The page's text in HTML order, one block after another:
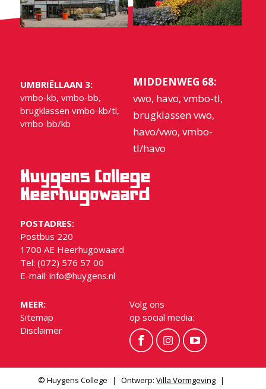
UMBRIËLLAAN 3:
vmbo-kb, vmbo-bb,
brugklassen vmbo-kb/tl,
vmbo-bb/kb
MIDDENWEG 68:
vwo, havo, vmbo-tl,
brugklassen vwo,
havo/vwo, vmbo-
tl/havo
Huygens College
Heerhugowaard
POSTADRES:
Postbus 220
1700 AE Heerhugowaard
Tel: (072) 576 57 00
E-mail: info@huygens.nl
MEER:
Sitemap
Disclaimer
Volg ons
op social media:
© Huygens College | Ontwerp:Villa Vormgeving |